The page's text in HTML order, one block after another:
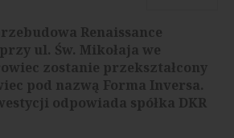
Renaissance
ul. Św. Mikołaja we
zostanie przekształcony
pod nazwą Forma Inversa.
odpowiada spółka DKR